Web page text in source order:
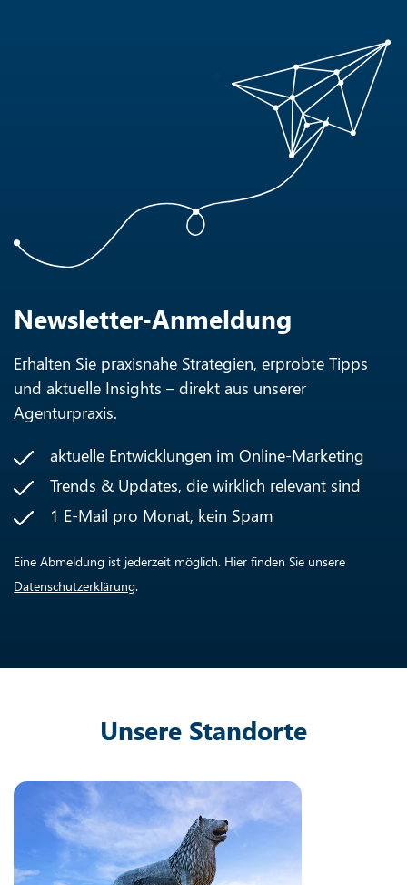
Newsletter-Anmeldung
Erhalten Sie praxisnahe Strategien, erprobte Tipps
und aktuelle Insights – direkt aus unserer
Agenturpraxis.
aktuelle Entwicklungen im Online-Marketing
Trends & Updates, die wirklich relevant sind
1 E-Mail pro Monat, kein Spam
Eine Abmeldung ist jederzeit möglich. Hier finden Sie unsere
Datenschutzerklärung.
Unsere Standorte